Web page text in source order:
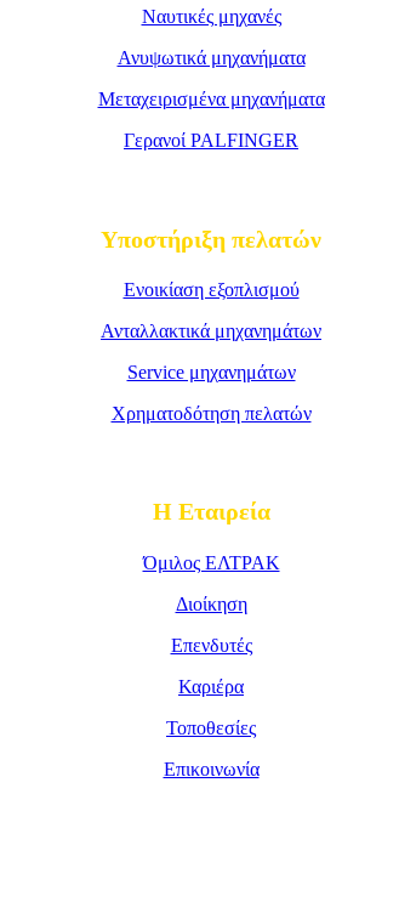
Ναυτικές μηχανές
Ανυψωτικά μηχανήματα
Μεταχειρισμένα μηχανήματα
Γερανοί PALFINGER
Υποστήριξη πελατών
Ενοικίαση εξοπλισμού
Ανταλλακτικά μηχανημάτων
Service μηχανημάτων
Χρηματοδότηση πελατών
Η Εταιρεία
Όμιλος ΕΛΤΡΑΚ
Διοίκηση
Επενδυτές
Καριέρα
Τοποθεσίες
Επικοινωνία